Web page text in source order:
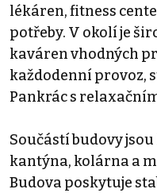
lékáren, fitness
potřeby. V okolí je
kaváren vhodných
každodenní provoz,
Pankrác s
Součástí budovy
kantýna, kolárna a
Budova poskytuje